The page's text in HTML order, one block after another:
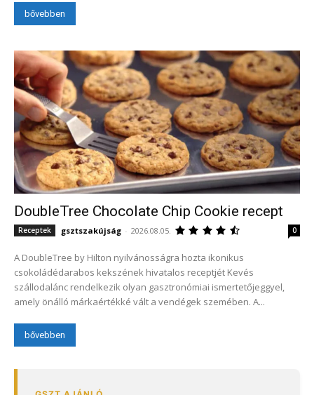
bővebben
DoubleTree Chocolate Chip Cookie recept
Receptek gsztszakújság - 2026.08.05. 0
A DoubleTree by Hilton nyilvánosságra hozta ikonikus
csokoládédarabos kekszének hivatalos receptjét Kevés
szállodalánc rendelkezik olyan gasztronómiai ismertetőjeggyel,
amely önálló márkaértékké vált a vendégek szemében. A...
bővebben